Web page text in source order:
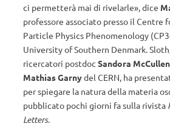
ci permetterà mai di rivelarle», dice
professore associato presso il Centre
Particle Physics Phenomenology
University of Southern Denmark.
ricercatori postdoc Sandora McCullen
Mathias Garnydel CERN, ha
per spiegare la natura della materia
pubblicato pochi giorni fa sulla rivista
Letters.